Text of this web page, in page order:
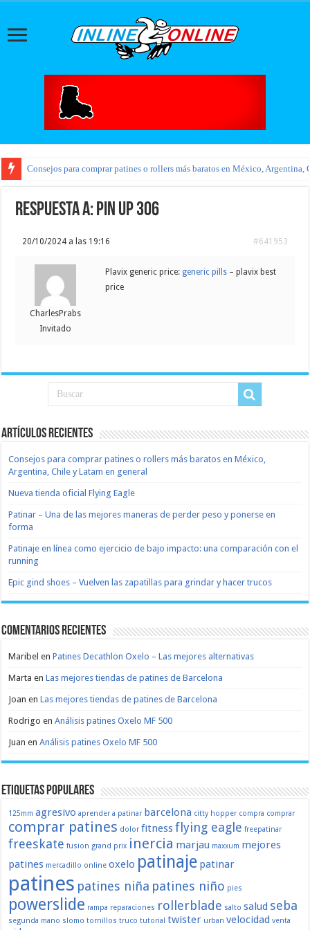
Consejos para comprar patines o rollers más baratos en México, Argentina,
Respuesta a: pin up 306
20/10/2024 a las 19:16 #641953
CharlesPrabs
Invitado
Plavix generic price: generic pills – plavix best
price
Artículos recientes
Consejos para comprar patines o rollers más baratos en México,
Argentina, Chile y Latam en general
Nueva tienda oficial Flying Eagle
Patinar – Una de las mejores maneras de perder peso y ponerse en
forma
Patinaje en línea como ejercicio de bajo impacto: una comparación con el
running
Epic gind shoes – Vuelven las zapatillas para grindar y hacer trucos
Comentarios recientes
Maribel enPatines Decathlon Oxelo – Las mejores alternativas
Marta enLas mejores tiendas de patines de Barcelona
Joan enLas mejores tiendas de patines de Barcelona
Rodrigo enAnálisis patines Oxelo MF 500
Juan enAnálisis patines Oxelo MF 500
Etiquetas populares
125mm agresivo aprender a patinar barcelona citty hopper compra comprar
comprar patines dolor fitnessflying eagle freepatinar
freeskate fusion grand prix inercia marjau maxxum mejores
patines mercadillo online oxelo patinaje patinar
patines patines niña patines niño pies
powerslide rampa reparaciones rollerblade salto salud seba
segunda mano slomo tornillos truco tutorial twister urban velocidad venta